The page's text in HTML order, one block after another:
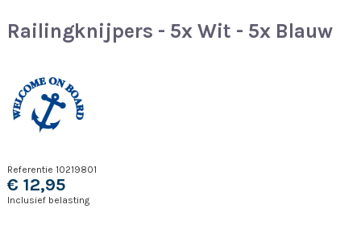
Railingknijpers - 5x Wit - 5x Blauw
Referentie 10219801
€ 12,95
Inclusief belasting